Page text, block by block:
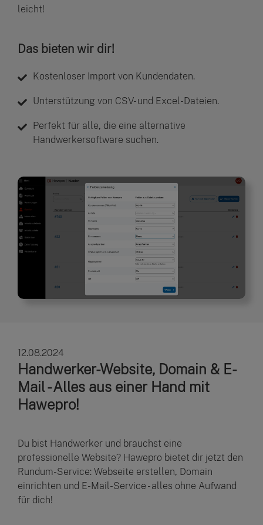
leicht!
Das bieten wir dir!
Kostenloser Import von Kundendaten.
Unterstützung von CSV- und Excel-Dateien.
Perfekt für alle, die eine alternative
Handwerkersoftware suchen.
12.08.2024
Handwerker-Website, Domain & E-
Mail - Alles aus einer Hand mit
Hawepro!
Du bist Handwerker und brauchst eine
professionelle Website? Hawepro bietet dir jetzt den
Rundum-Service: Webseite erstellen, Domain
einrichten und E-Mail-Service - alles ohne Aufwand
für dich!